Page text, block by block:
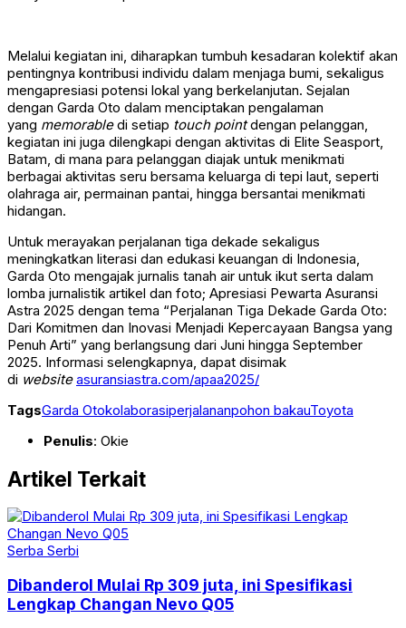
Melalui kegiatan ini, diharapkan tumbuh kesadaran kolektif akan
pentingnya kontribusi individu dalam menjaga bumi, sekaligus
mengapresiasi potensi lokal yang berkelanjutan. Sejalan
dengan Garda Oto dalam menciptakan pengalaman
yang memorabledi setiap touch pointdengan pelanggan,
kegiatan ini juga dilengkapi dengan aktivitas di Elite Seasport,
Batam, di mana para pelanggan diajak untuk menikmati
berbagai aktivitas seru bersama keluarga di tepi laut, seperti
olahraga air, permainan pantai, hingga bersantai menikmati
hidangan.
Untuk merayakan perjalanan tiga dekade sekaligus
meningkatkan literasi dan edukasi keuangan di Indonesia,
Garda Oto mengajak jurnalis tanah air untuk ikut serta dalam
lomba jurnalistik artikel dan foto; Apresiasi Pewarta Asuransi
Astra 2025 dengan tema “Perjalanan Tiga Dekade Garda Oto:
Dari Komitmen dan Inovasi Menjadi Kepercayaan Bangsa yang
Penuh Arti” yang berlangsung dari Juni hingga September
2025. Informasi selengkapnya, dapat disimak
di website asuransiastra.com/apaa2025/
TagsGarda Otokolaborasiperjalananpohon bakauToyota
Penulis: Okie
Artikel Terkait
Serba Serbi
Dibanderol Mulai Rp 309 juta, ini Spesifikasi
Lengkap Changan Nevo Q05